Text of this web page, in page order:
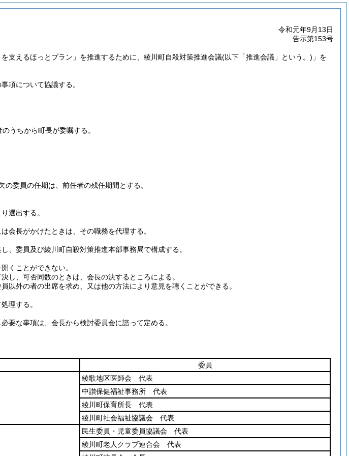
令和元年9月13日
告示第153号
支えるほっとプラン」を推進するために、綾川町自殺対策推進会議(以下「推進会議」という。) 」を
項について協議する。
うちから町長が委嘱する。
の委員の任期は、前任者の残任期間とする。
選出する。
会長がかけたときは、その職務を代理する。
、委員及び綾川町自殺対策推進本部事務局で構成する。
くことができない。
し、可否同数のときは、会長の決するところによる。
以外の者の出席を求め、又は他の方法により意見を聴くことができる。
理する。
要な事項は、会長から検討委員会に諮って定める。
委員
綾歌地区医師会 代表
中讃保健福祉事務所 代表
綾川町保育所長 代表
綾川町社会福祉協議会 代表
民生委員・児童委員協議会 代表
綾川町老人クラブ連合会 代表